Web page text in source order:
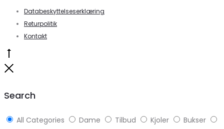
Databeskyttelseserklæring
Returpolitik
Kontakt
Search
All Categories Dame Tilbud Kjoler
Bukser